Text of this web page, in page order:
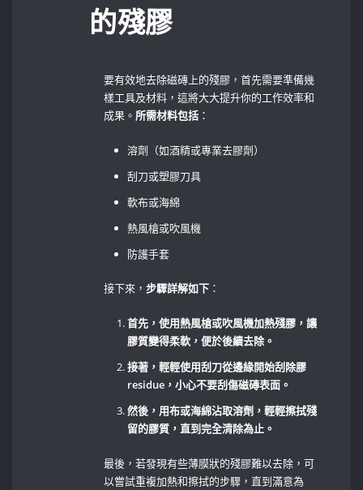
的殘膠
要有效地去除磁磚上的殘膠，首先需要準備幾
樣工具及材料，這將大大提升你的工作效率和
成果。 所需材料包括 ：
溶劑（如酒精或專業去膠劑）
刮刀或塑膠刀具
軟布或海綿
熱風槍或吹風機
防護手套
接下來， 步驟詳解如下 ：
首先，使用熱風槍或吹風機加熱殘膠，讓
膠質變得柔軟，便於後續去除。
接著，輕輕使用刮刀從邊緣開始刮除膠
‌residue，小心不要刮傷磁磚表面。
然後，用布或海綿沾取溶劑，輕輕擦拭殘
留的膠質，直到完全清除為止。
最後，若發現有些薄膜狀的殘膠難以去除，可
以嘗試重複加熱和擦拭的步驟，直到滿意為